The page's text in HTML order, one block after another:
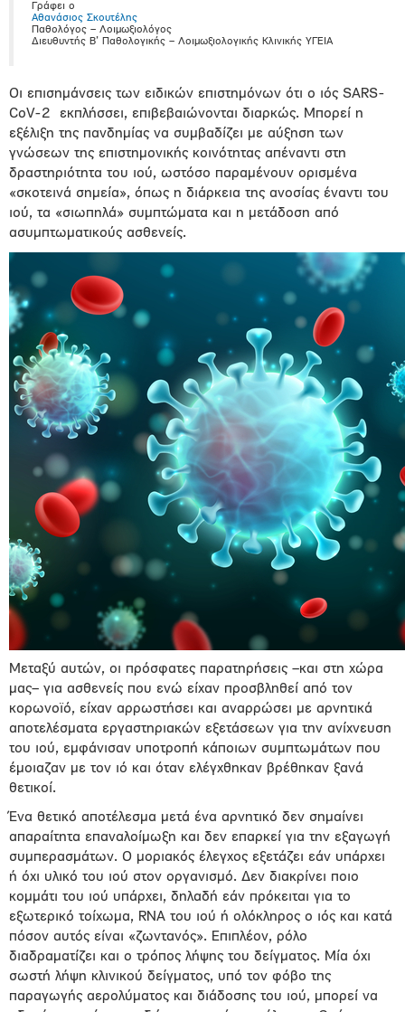
Γράφει ο
Αθανάσιος Σκουτέλης
Παθολόγος – Λοιμωξιολόγος
Διευθυντής Β’ Παθολογικής – Λοιμωξιολογικής Κλινικής ΥΓΕΙΑ
Οι επισημάνσεις των ειδικών επιστημόνων ότι ο ιός SARS-
CoV-2 εκπλήσσει, επιβεβαιώνονται διαρκώς. Μπορεί η
εξέλιξη της πανδημίας να συμβαδίζει με αύξηση των
γνώσεων της επιστημονικής κοινότητας απέναντι στη
δραστηριότητα του ιού, ωστόσο παραμένουν ορισμένα
«σκοτεινά σημεία», όπως η διάρκεια της ανοσίας έναντι του
ιού, τα «σιωπηλά» συμπτώματα και η μετάδοση από
ασυμπτωματικούς ασθενείς.
Μεταξύ αυτών, οι πρόσφατες παρατηρήσεις –και στη χώρα
μας– για ασθενείς που ενώ είχαν προσβληθεί από τον
κορωνοϊό, είχαν αρρωστήσει και αναρρώσει με αρνητικά
αποτελέσματα εργαστηριακών εξετάσεων για την ανίχνευση
του ιού, εμφάνισαν υποτροπή κάποιων συμπτωμάτων που
έμοιαζαν με τον ιό και όταν ελέγχθηκαν βρέθηκαν ξανά
θετικοί.
Ένα θετικό αποτέλεσμα μετά ένα αρνητικό δεν σημαίνει
απαραίτητα επαναλοίμωξη και δεν επαρκεί για την εξαγωγή
συμπερασμάτων. Ο μοριακός έλεγχος εξετάζει εάν υπάρχει
ή όχι υλικό του ιού στον οργανισμό. Δεν διακρίνει ποιο
κομμάτι του ιού υπάρχει, δηλαδή εάν πρόκειται για το
εξωτερικό τοίχωμα, RNA του ιού ή ολόκληρος ο ιός και κατά
πόσον αυτός είναι «ζωντανός». Επιπλέον, ρόλο
διαδραματίζει και ο τρόπος λήψης του δείγματος. Μία όχι
σωστή λήψη κλινικού δείγματος, υπό τον φόβο της
παραγωγής αερολύματος και διάδοσης του ιού, μπορεί να